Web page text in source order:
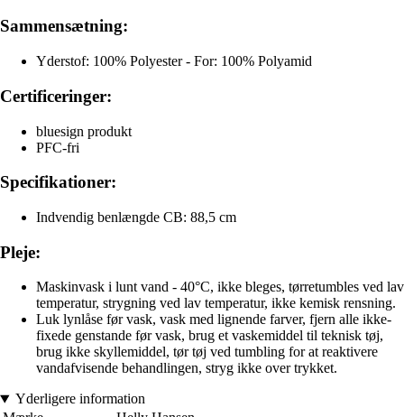
Sammensætning:
Yderstof: 100% Polyester - For: 100% Polyamid
Certificeringer:
bluesign produkt
PFC-fri
Specifikationer:
Indvendig benlængde CB: 88,5 cm
Pleje:
Maskinvask i lunt vand - 40°C, ikke bleges, tørretumbles ved lav
temperatur, strygning ved lav temperatur, ikke kemisk rensning.
Luk lynlåse før vask, vask med lignende farver, fjern alle ikke-
fixede genstande før vask, brug et vaskemiddel til teknisk tøj,
brug ikke skyllemiddel, tør tøj ved tumbling for at reaktivere
vandafvisende behandlingen, stryg ikke over trykket.
Yderligere information